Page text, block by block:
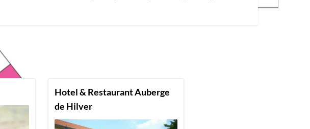
Hotel & Restaurant Auberge
de Hilver